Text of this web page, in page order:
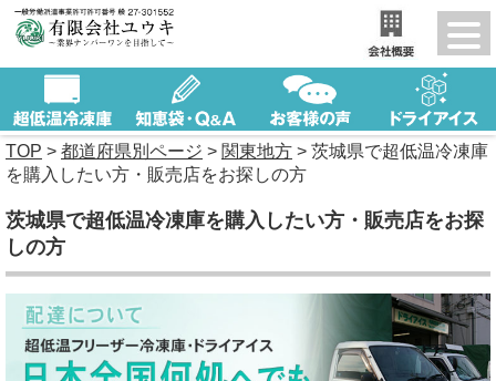
TOP > 都道府県別ページ > 関東地方 > 茨城県で超低温冷凍庫
を購入したい方・販売店をお探しの方
茨城県で超低温冷凍庫を購入したい方・販売店をお探
しの方